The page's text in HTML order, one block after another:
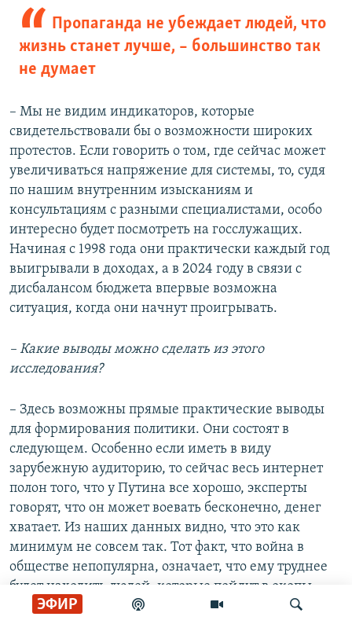
ЭФИР
Пропаганда не убеждает людей, что
жизнь станет лучше, – большинство так
не думает
– Мы не видим индикаторов, которые
свидетельствовали бы о возможности широких
протестов. Если говорить о том, где сейчас может
увеличиваться напряжение для системы, то, судя
по нашим внутренним изысканиям и
консультациям с разными специалистами, особо
интересно будет посмотреть на госслужащих.
Начиная с 1998 года они практически каждый год
выигрывали в доходах, а в 2024 году в связи с
дисбалансом бюджета впервые возможна
ситуация, когда они начнут проигрывать.
– Какие выводы можно сделать из этого
исследования?
– Здесь возможны прямые практические выводы
для формирования политики. Они состоят в
следующем. Особенно если иметь в виду
зарубежную аудиторию, то сейчас весь интернет
полон того, что у Путина все хорошо, эксперты
говорят, что он может воевать бесконечно, денег
хватает. Из наших данных видно, что это как
минимум не совсем так. Тот факт, что война в
обществе непопулярна, означает, что ему труднее
будет находить людей, которые пойдут в окопы,
придется платить таким людям больше денег. Уже